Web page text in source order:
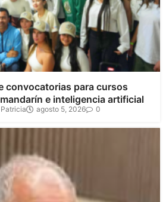
convocatorias para cursos
e inteligencia artificial
agosto 5, 2026 0